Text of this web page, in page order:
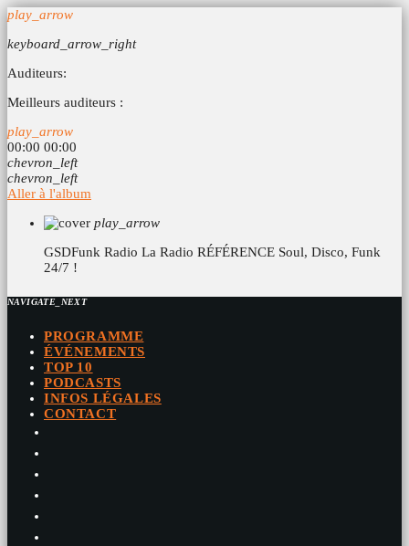
play_arrow
keyboard_arrow_right
Auditeurs:
Meilleurs auditeurs :
play_arrow
00:00 00:00
chevron_left
chevron_left
Aller à l'album
play_arrow
GSDFunk Radio La Radio RÉFÉRENCE Soul, Disco, Funk
24/7 !
NAVIGATE_NEXT
PROGRAMME
ÉVÉNEMENTS
TOP 10
PODCASTS
INFOS LÉGALES
CONTACT